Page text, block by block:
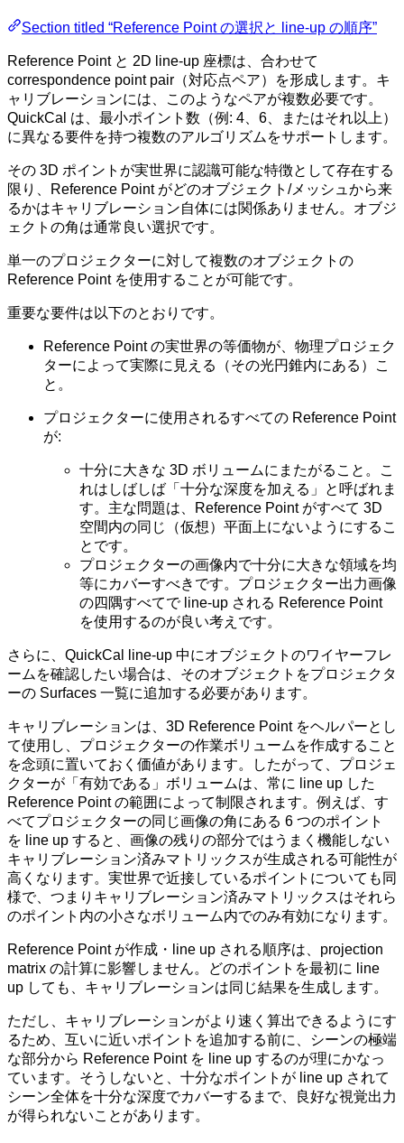
Section titled “Reference Point の選択と line-up の順序”
Reference Point と 2D line-up 座標は、合わせて
correspondence point pair（対応点ペア）を形成します。キ
ャリブレーションには、このようなペアが複数必要です。
QuickCal は、最小ポイント数（例: 4、6、またはそれ以上）
に異なる要件を持つ複数のアルゴリズムをサポートします。
その 3D ポイントが実世界に認識可能な特徴として存在する
限り、Reference Point がどのオブジェクト/メッシュから来
るかはキャリブレーション自体には関係ありません。オブジ
ェクトの角は通常良い選択です。
単一のプロジェクターに対して複数のオブジェクトの
Reference Point を使用することが可能です。
重要な要件は以下のとおりです。
Reference Point の実世界の等価物が、物理プロジェク
ターによって実際に見える（その光円錐内にある）こ
と。
プロジェクターに使用されるすべての Reference Point
が:
十分に大きな 3D ボリュームにまたがること。こ
れはしばしば「十分な深度を加える」と呼ばれま
す。主な問題は、Reference Point がすべて 3D
空間内の同じ（仮想）平面上にないようにするこ
とです。
プロジェクターの画像内で十分に大きな領域を均
等にカバーすべきです。プロジェクター出力画像
の四隅すべてで line-up される Reference Point
を使用するのが良い考えです。
さらに、QuickCal line-up 中にオブジェクトのワイヤーフレ
ームを確認したい場合は、そのオブジェクトをプロジェクタ
ーの Surfaces 一覧に追加する必要があります。
キャリブレーションは、3D Reference Point をヘルパーとし
て使用し、プロジェクターの作業ボリュームを作成すること
を念頭に置いておく価値があります。したがって、プロジェ
クターが「有効である」ボリュームは、常に line up した
Reference Point の範囲によって制限されます。例えば、す
べてプロジェクターの同じ画像の角にある 6 つのポイント
を line up すると、画像の残りの部分ではうまく機能しない
キャリブレーション済みマトリックスが生成される可能性が
高くなります。実世界で近接しているポイントについても同
様で、つまりキャリブレーション済みマトリックスはそれら
のポイント内の小さなボリューム内でのみ有効になります。
Reference Point が作成・line up される順序は、projection
matrix の計算に影響しません。どのポイントを最初に line
up しても、キャリブレーションは同じ結果を生成します。
ただし、キャリブレーションがより速く算出できるようにす
るため、互いに近いポイントを追加する前に、シーンの極端
な部分から Reference Point を line up するのが理にかなっ
ています。そうしないと、十分なポイントが line up されて
シーン全体を十分な深度でカバーするまで、良好な視覚出力
が得られないことがあります。